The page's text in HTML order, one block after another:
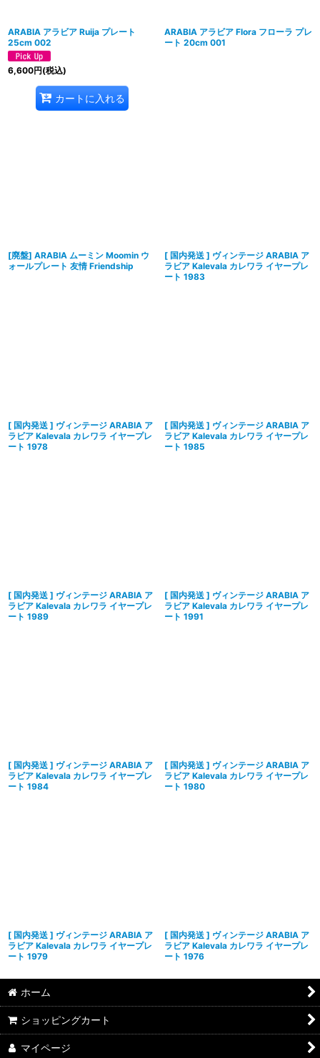
ARABIA アラビア Ruija プレート
25cm 002
6,600円(税込)
カートに入れる
ARABIA アラビア Flora フローラ プレ
ート 20cm 001
[廃盤] ARABIA ムーミン Moomin ウ
ォールプレート 友情 Friendship
[ 国内発送 ] ヴィンテージ ARABIA ア
ラビア Kalevala カレワラ イヤープレ
ート 1983
[ 国内発送 ] ヴィンテージ ARABIA ア
ラビア Kalevala カレワラ イヤープレ
ート 1978
[ 国内発送 ] ヴィンテージ ARABIA ア
ラビア Kalevala カレワラ イヤープレ
ート 1985
[ 国内発送 ] ヴィンテージ ARABIA ア
ラビア Kalevala カレワラ イヤープレ
ート 1989
[ 国内発送 ] ヴィンテージ ARABIA ア
ラビア Kalevala カレワラ イヤープレ
ート 1991
[ 国内発送 ] ヴィンテージ ARABIA ア
ラビア Kalevala カレワラ イヤープレ
ート 1984
[ 国内発送 ] ヴィンテージ ARABIA ア
ラビア Kalevala カレワラ イヤープレ
ート 1980
[ 国内発送 ] ヴィンテージ ARABIA ア
ラビア Kalevala カレワラ イヤープレ
ート 1979
[ 国内発送 ] ヴィンテージ ARABIA ア
ラビア Kalevala カレワラ イヤープレ
ート 1976
ホーム
ショッピングカート
マイページ